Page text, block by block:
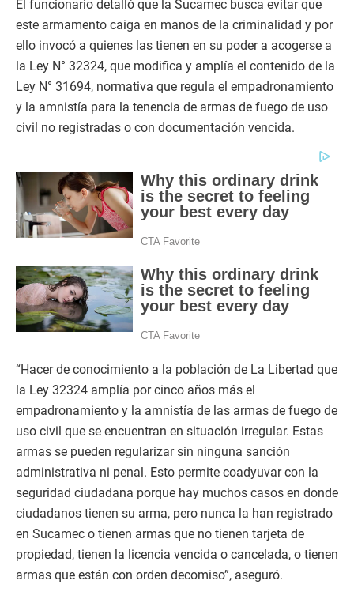
El funcionario detalló que la Sucamec busca evitar que
este armamento caiga en manos de la criminalidad y por
ello invocó a quienes las tienen en su poder a acogerse a
la Ley N° 32324, que modifica y amplía el contenido de la
Ley N° 31694, normativa que regula el empadronamiento
y la amnistía para la tenencia de armas de fuego de uso
civil no registradas o con documentación vencida.
“Hacer de conocimiento a la población de La Libertad que
la Ley 32324 amplía por cinco años más el
empadronamiento y la amnistía de las armas de fuego de
uso civil que se encuentran en situación irregular. Estas
armas se pueden regularizar sin ninguna sanción
administrativa ni penal. Esto permite coadyuvar con la
seguridad ciudadana porque hay muchos casos en donde
ciudadanos tienen su arma, pero nunca la han registrado
en Sucamec o tienen armas que no tienen tarjeta de
propiedad, tienen la licencia vencida o cancelada, o tienen
armas que están con orden decomiso”, aseguró.